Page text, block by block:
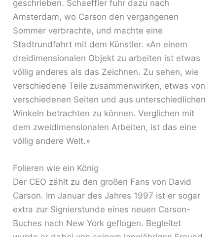
geschrieben. Schaeffler fuhr dazu nach
Amsterdam, wo Carson den vergangenen
Sommer verbrachte, und machte eine
Stadtrundfahrt mit dem Künstler. «An einem
dreidimensionalen Objekt zu arbeiten ist etwas
völlig anderes als das Zeichnen. Zu sehen, wie
verschiedene Teile zusammenwirken, etwas von
verschiedenen Seiten und aus unterschiedlichen
Winkeln betrachten zu können. Verglichen mit
dem zweidimensionalen Arbeiten, ist das eine
völlig andere Welt.»
Folieren wie ein König
Der CEO zählt zu den großen Fans von David
Carson. Im Januar des Jahres 1997 ist er sogar
extra zur Signierstunde eines neuen Carson-
Buches nach New York geflogen. Begleitet